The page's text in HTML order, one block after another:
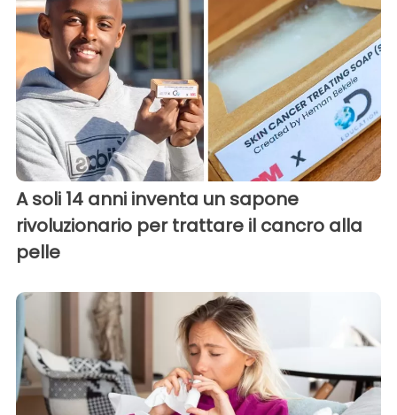
A soli 14 anni inventa un sapone
rivoluzionario per trattare il cancro alla
pelle